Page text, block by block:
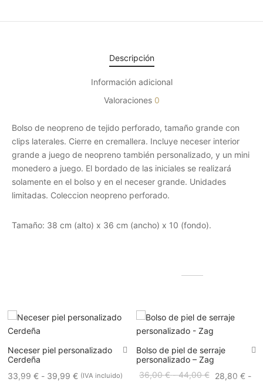
Descripción
Información adicional
Valoraciones 0
Bolso de neopreno de tejido perforado, tamaño grande con
clips laterales. Cierre en cremallera. Incluye neceser interior
grande a juego de neopreno también personalizado, y un mini
monedero a juego. El bordado de las iniciales se realizará
solamente en el bolso y en el neceser grande. Unidades
limitadas. Coleccion neopreno perforado.
Tamaño: 38 cm (alto) x 36 cm (ancho) x 10 (fondo).
Neceser piel personalizado
Cerdeña
33,99 € - 39,99 €Rango
(IVA incluido)
Bolso de piel de serraje
personalizado – Zag
36,00€ - 44,00€Rango
28,80 € -